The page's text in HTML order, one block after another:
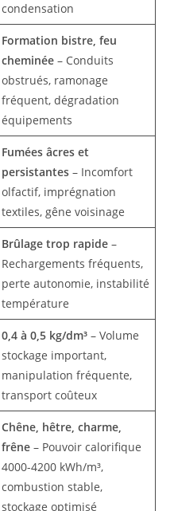
condensation
Formation bistre, feu
cheminée – Conduits
obstrués, ramonage
fréquent, dégradation
équipements
Fumées âcres et
persistantes – Incomfort
olfactif, imprégnation
textiles, gêne voisinage
Brûlage trop rapide –
Rechargements fréquents,
perte autonomie, instabilité
température
0,4 à 0,5 kg/dm³ – Volume
stockage important,
manipulation fréquente,
transport coûteux
Chêne, hêtre, charme,
frêne – Pouvoir calorifique
4000-4200 kWh/m³,
combustion stable,
stockage optimisé